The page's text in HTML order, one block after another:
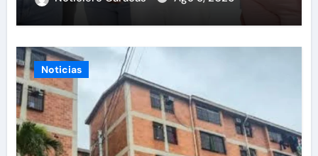
Noticias